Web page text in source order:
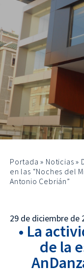
Portada » Noticias »
en las “Noches del
Antonio Cebrián”
29 de diciembre de
• La
de la